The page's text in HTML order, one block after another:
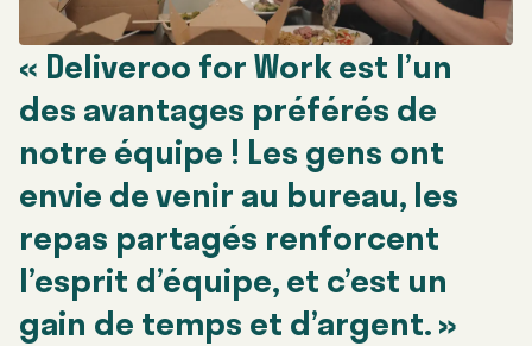
« Deliveroo for Work est l’un
des avantages préférés de
notre équipe ! Les gens ont
envie de venir au bureau, les
repas partagés renforcent
l’esprit d’équipe, et c’est un
gain de temps et d’argent. »